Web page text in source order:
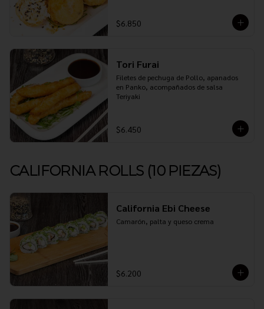
$6.850
Tori Furai
Filetes de pechuga de Pollo, apanados
en Panko, acompañados de salsa
Teriyaki
$6.450
CALIFORNIA ROLLS (10 PIEZAS)
California Ebi Cheese
Camarón, palta y queso crema
$6.200